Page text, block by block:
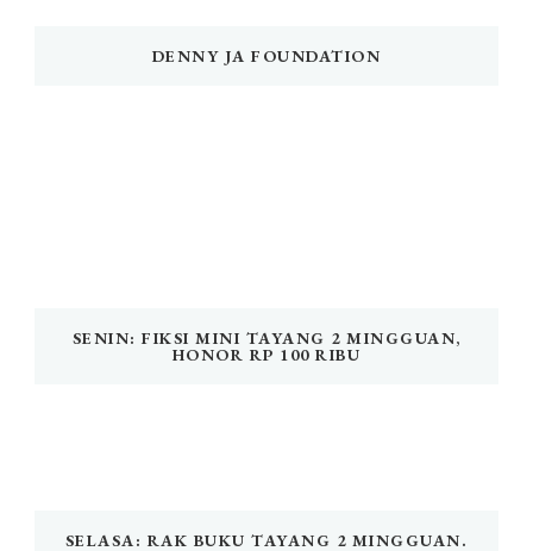
DENNY JA FOUNDATION
SENIN: FIKSI MINI TAYANG 2 MINGGUAN,
HONOR RP 100 RIBU
SELASA: RAK BUKU TAYANG 2 MINGGUAN.